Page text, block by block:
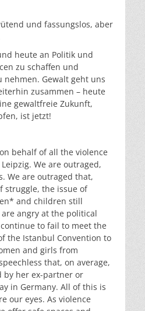
und fassungslos, aber
heute an Politik und
zu schaffen und
nehmen. Gewalt geht uns
zusammen – heute
gewaltfreie Zukunft,
ist jetzt!
behalf of all the violence
We are outraged,
We are outraged that,
struggle, the issue of
and children still
angry at the political
to fail to meet the
the Istanbul Convention to
and girls from
that, on average,
by her ex-partner or
in Germany. All of this is
our eyes. As violence